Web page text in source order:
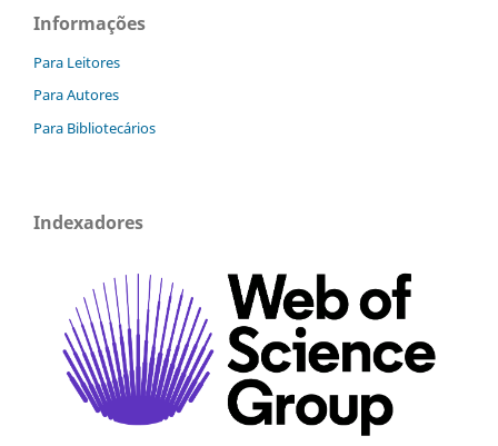
Informações
Para Leitores
Para Autores
Para Bibliotecários
Indexadores